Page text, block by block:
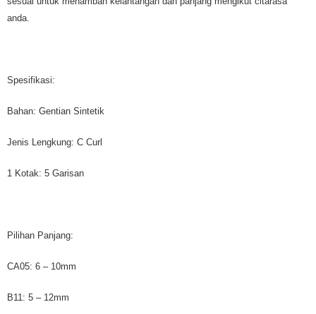
anda.
Spesifikasi:
Bahan: Gentian Sintetik
Jenis Lengkung: C Curl
1 Kotak: 5 Garisan
Pilihan Panjang:
CA05: 6 – 10mm
B11: 5 – 12mm